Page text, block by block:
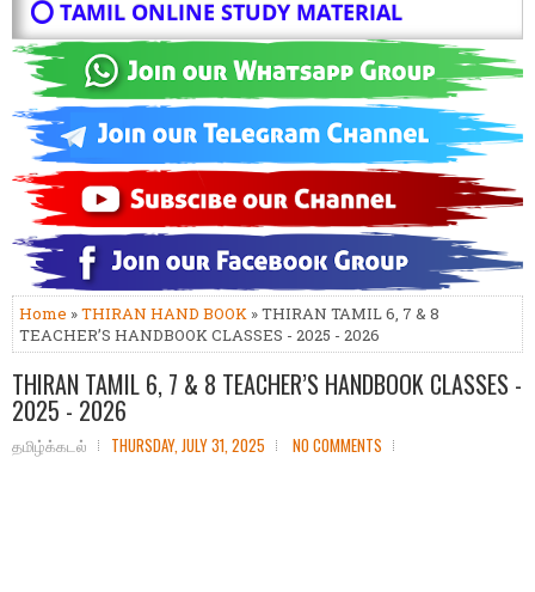
⭕ TAMIL ONLINE STUDY MATERIAL
Home »THIRAN HAND BOOK » THIRAN TAMIL 6, 7 & 8
TEACHER’S HANDBOOK CLASSES - 2025 - 2026
THIRAN TAMIL 6, 7 & 8 TEACHER’S HANDBOOK CLASSES -
2025 - 2026
தமிழ்க்கடல் THURSDAY, JULY 31, 2025 NO COMMENTS